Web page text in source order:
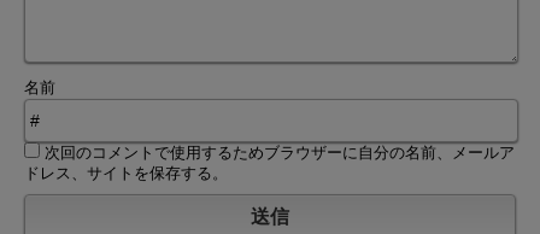
名前
次回のコメントで使用するためブラウザーに自分の名前、メールア
ドレス、サイトを保存する。